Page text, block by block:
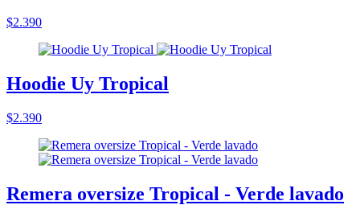
$2.390
Hoodie Uy Tropical
$2.390
Remera oversize Tropical - Verde lavado